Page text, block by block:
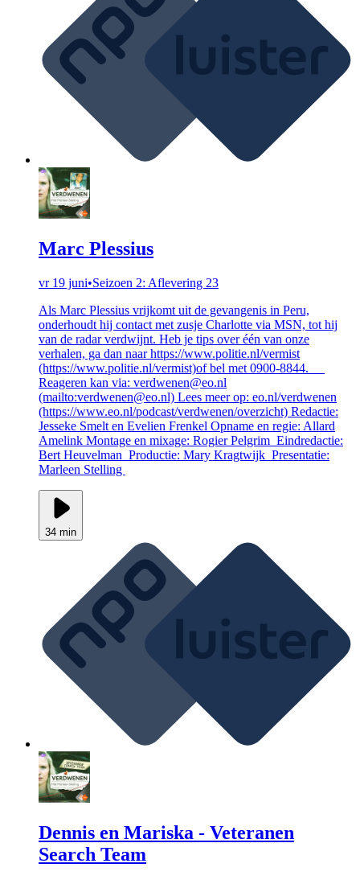
Marc Plessius
vr 19 juni•Seizoen 2: Aflevering 23
Als Marc Plessius vrijkomt uit de gevangenis in Peru,
onderhoudt hij contact met zusje Charlotte via MSN, tot hij
van de radar verdwijnt. Heb je tips over één van onze
verhalen, ga dan naar https://www.politie.nl/vermist
(https://www.politie.nl/vermist)of bel met 0900-8844.
Reageren kan via: verdwenen@eo.nl
(mailto:verdwenen@eo.nl) Lees meer op: eo.nl/verdwenen
(https://www.eo.nl/podcast/verdwenen/overzicht) Redactie:
Jesseke Smelt en Evelien Frenkel Opname en regie: Allard
Amelink Montage en mixage: Rogier Pelgrim Eindredactie:
Bert Heuvelman Productie: Mary Kragtwijk Presentatie:
Marleen Stelling
34 min
Dennis en Mariska - Veteranen
Search Team